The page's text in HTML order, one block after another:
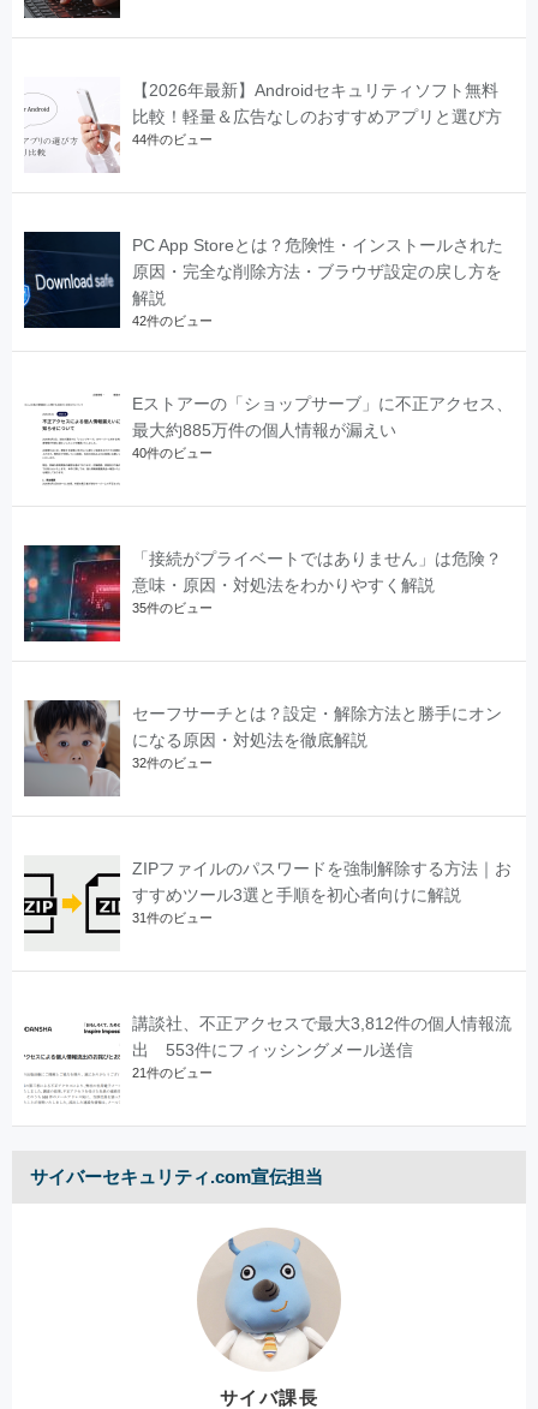
【2026年最新】Androidセキュリティソフト無料
比較！軽量＆広告なしのおすすめアプリと選び方
44件のビュー
PC App Storeとは？危険性・インストールされた
原因・完全な削除方法・ブラウザ設定の戻し方を
解説
42件のビュー
Eストアーの「ショップサーブ」に不正アクセス、
最大約885万件の個人情報が漏えい
40件のビュー
「接続がプライベートではありません」は危険？
意味・原因・対処法をわかりやすく解説
35件のビュー
セーフサーチとは？設定・解除方法と勝手にオン
になる原因・対処法を徹底解説
32件のビュー
ZIPファイルのパスワードを強制解除する方法｜お
すすめツール3選と手順を初心者向けに解説
31件のビュー
講談社、不正アクセスで最大3,812件の個人情報流
出 553件にフィッシングメール送信
21件のビュー
サイバーセキュリティ.com宣伝担当
サイバ課長